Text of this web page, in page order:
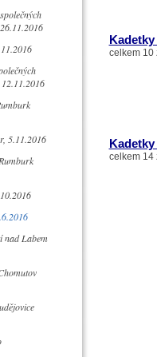
celkem 10
celkem 14
5.11.2016
nad Labem